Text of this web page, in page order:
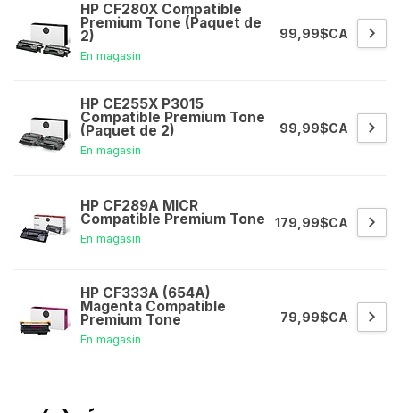
HP CF280X Compatible
Premium Tone (Paquet de
2)
En magasin
99,99$CA
HP CE255X P3015
Compatible Premium Tone
(Paquet de 2)
En magasin
99,99$CA
HP CF289A MICR
Compatible Premium Tone
En magasin
179,99$CA
HP CF333A (654A)
Magenta Compatible
Premium Tone
En magasin
79,99$CA